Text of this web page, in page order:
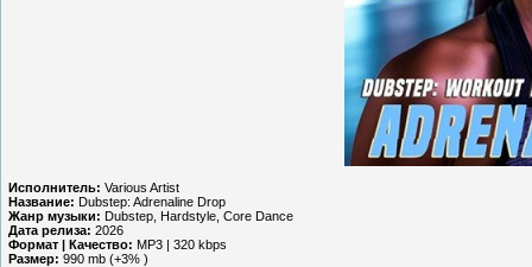
Исполнитель: Various Artist
Название: Dubstep: Adrenaline Drop
Жанр музыки: Dubstep, Hardstyle, Core Dance
Дата релиза: 2026
Формат | Качество: MP3 | 320 kbps
Размер: 990 mb (+3% )